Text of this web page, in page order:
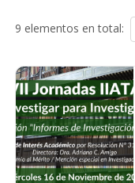
9 elementos en total: